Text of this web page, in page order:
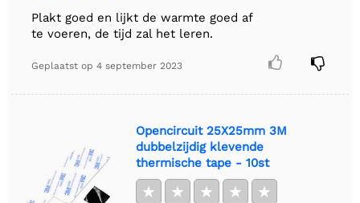
Plakt goed en lijkt de warmte goed af
te voeren, de tijd zal het leren.
Geplaatst op 4 september 2023  
Opencircuit 25X25mm 3M
dubbelzijdig klevende
thermische tape - 10st
★ ★ ★ ★ ★